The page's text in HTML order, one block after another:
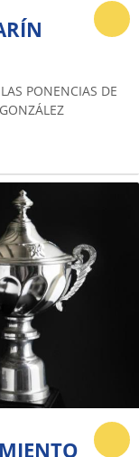
PONENCIAS DE